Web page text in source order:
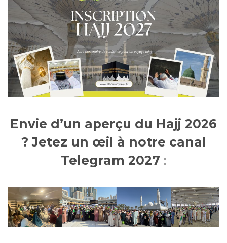
Envie d’un aperçu du Hajj 2026
? Jetez un œil à notre canal
Telegram 2027 :